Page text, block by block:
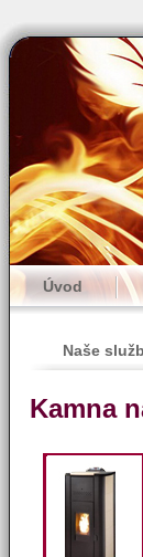
Úvod
Naše
Kamna